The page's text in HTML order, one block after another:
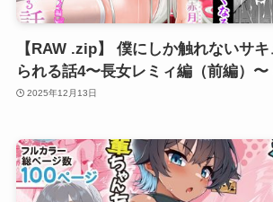
【RAW .zip】 僕にしか触れないサ
られる話4〜長女レミィ編（前編）〜
2025年12月13日